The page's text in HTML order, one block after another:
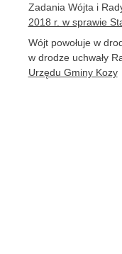
Zadania Wójta i
2018 r. w sprawie
Wójt powołuje w
w drodze uchwały
Urzędu Gminy Kozy